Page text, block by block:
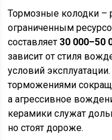
Тормозные колодки –
ограниченным
составляет30 000–50
зависит от стиля
условий
торможениями
а агрессивное
керамики служат
но стоят дороже.